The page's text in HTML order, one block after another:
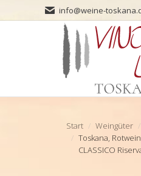
info@weine-
Sie befinden sich
Start Weingüter
Toskana,
CLASSICO